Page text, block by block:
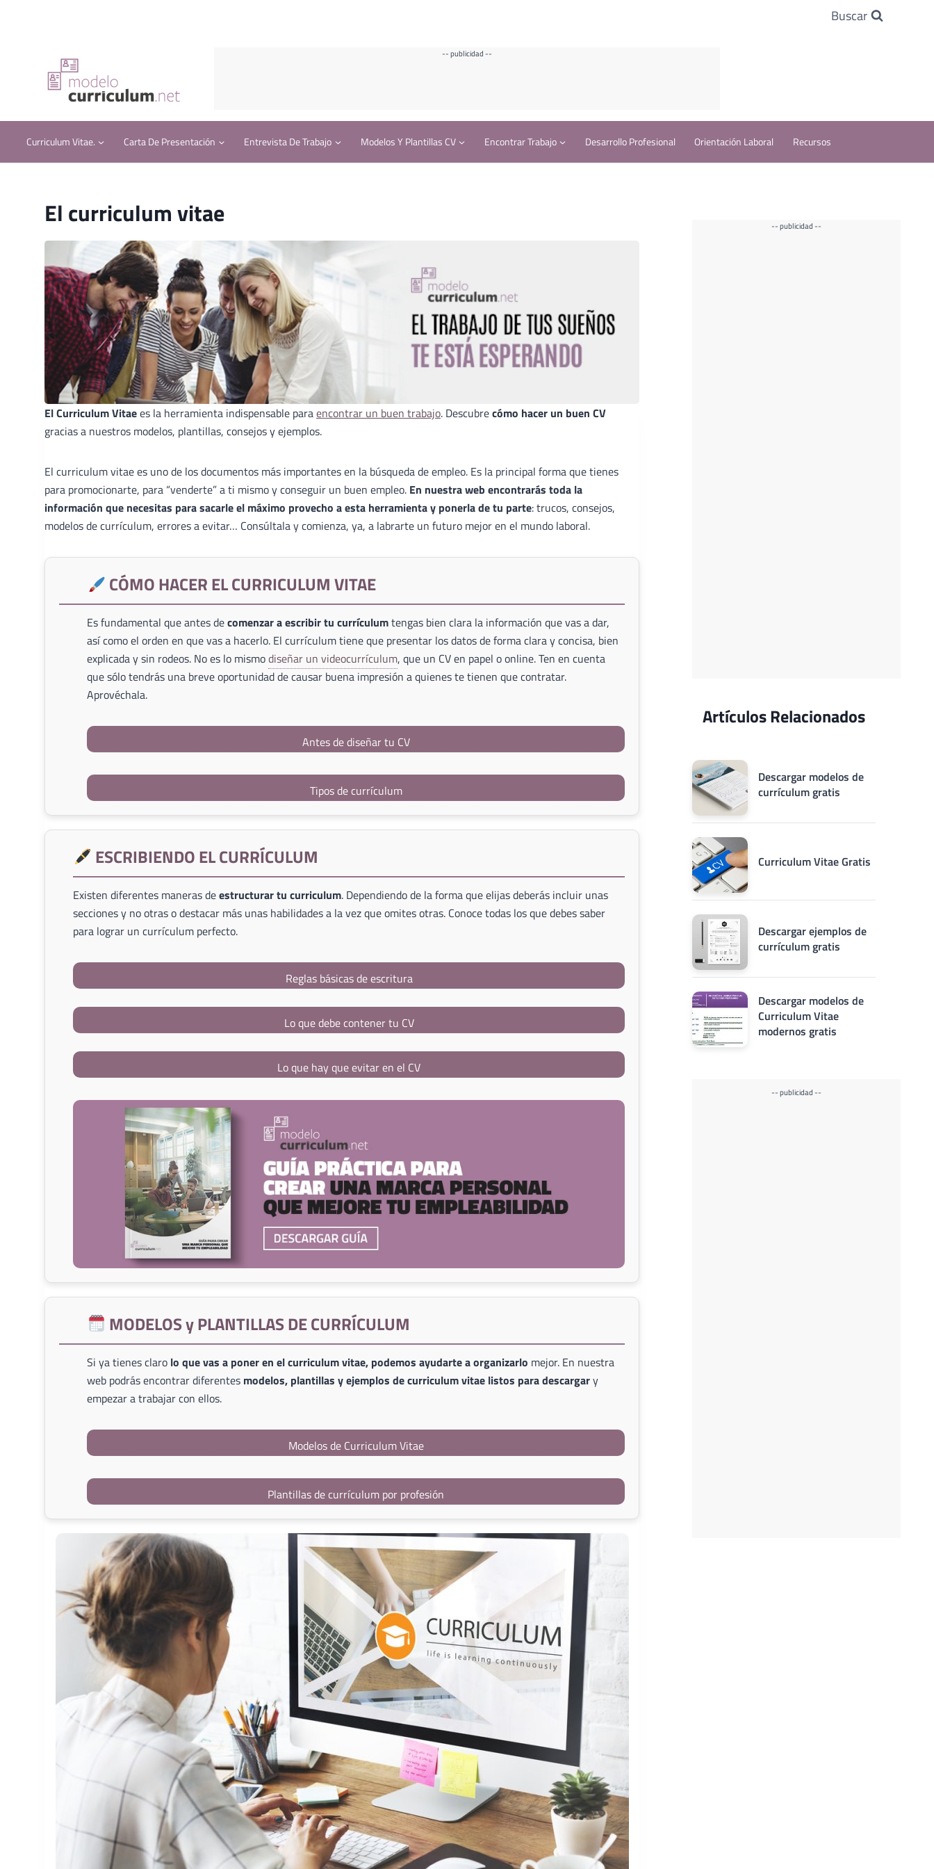
Buscar
-- publicidad --
Curriculum Vitae. Carta De Presentación Entrevista De Trabajo Modelos Y Plantillas CV Encontrar Trabajo Desarrollo Profesional Orientación Laboral Recursos
El curriculum vitae
El Curriculum Vitaees la herramienta indispensable paraencontrar un buen trabajo. Descubrecómo hacer un buen CV
gracias a nuestros modelos, plantillas, consejos y ejemplos.
El curriculum vitae es uno de los documentos más importantes en la búsqueda de empleo. Es la principal forma que tienes
para promocionarte, para “venderte” a ti mismo y conseguir un buen empleo. En nuestra web encontrarás toda la
información que necesitas para sacarle el máximo provecho a esta herramienta y ponerla de tu parte: trucos, consejos,
modelos de currículum, errores a evitar… Consúltala y comienza, ya, a labrarte un futuro mejor en el mundo laboral.
CÓMO HACER EL CURRICULUM VITAE
Es fundamental que antes decomenzar a escribir tu currículumtengas bien clara la información que vas a dar,
así como el orden en que vas a hacerlo. El currículum tiene que presentar los datos de forma clara y concisa, bien
explicada y sin rodeos. No es lo mismodiseñar un videocurrículum, que un CV en papel o online. Ten en cuenta
que sólo tendrás una breve oportunidad de causar buena impresión a quienes te tienen que contratar.
Aprovéchala.
Antes de diseñar tu CV
Tipos de currículum
ESCRIBIENDO EL CURRÍCULUM
Existen diferentes maneras deestructurar tu curriculum. Dependiendo de la forma que elijas deberás incluir unas
secciones y no otras o destacar más unas habilidades a la vez que omites otras. Conoce todas los que debes saber
para lograr un currículum perfecto.
Reglas básicas de escritura
Lo que debe contener tu CV
Lo que hay que evitar en el CV
MODELOS y PLANTILLAS DE CURRÍCULUM
Si ya tienes claro lo que vas a poner en el curriculum vitae, podemos ayudarte a organizarlo mejor. En nuestra
web podrás encontrar diferentes modelos, plantillas y ejemplos de curriculum vitae listos para descargary
empezar a trabajar con ellos.
Modelos de Curriculum Vitae
Plantillas de currículum por profesión
-- publicidad --
Artículos Relacionados
Descargar modelos de
currículum gratis
Curriculum Vitae Gratis
Descargar ejemplos de
currículum gratis
Descargar modelos de
Curriculum Vitae
modernos gratis
-- publicidad --